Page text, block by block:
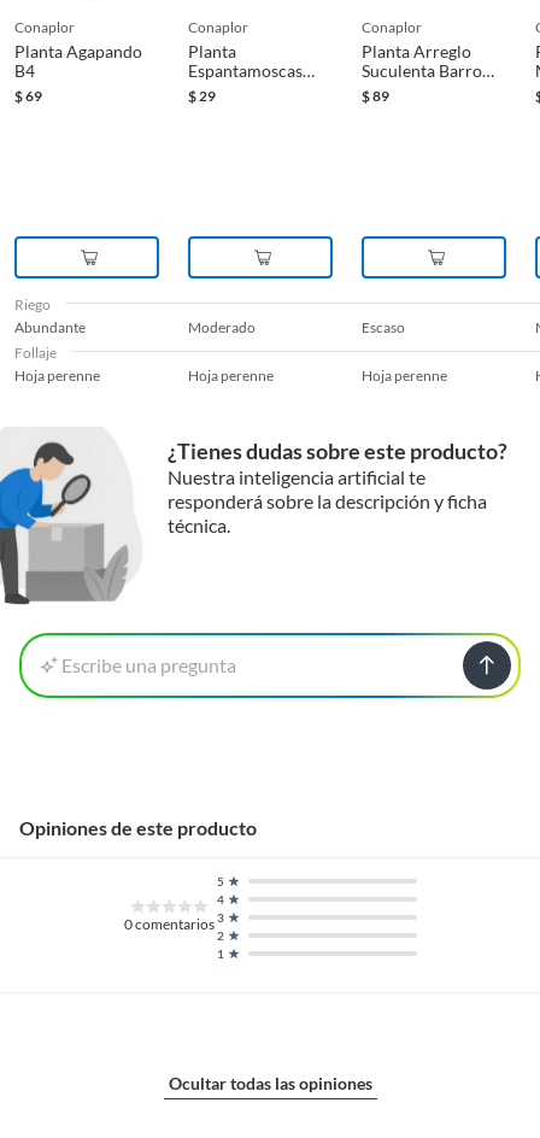
conaplor
Planta Agapando
B4
$69
conaplor
Planta
Espantamoscas
m06
$ 29
conaplor
Planta Arreglo
Suculenta Barro
Hexagonal
$89
Riego
Abundante
Moderado Escaso
Follaje
Hoja perenne
Hoja perenne Hoja perenne
¿Tienes dudas sobre este producto?
Nuestra inteligencia artificial te
responderá sobre la descripción y ficha
técnica.
Escribe una pregunta
Opiniones de este producto
0comentarios
1
2
3
4
5
Ocultar todas las opiniones